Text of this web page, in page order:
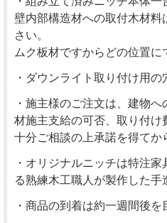
壁内部構造材への取付木材
さい。
ムク板材ですからどの位置に
・ダウンライト取り付け用の
・施主様のご注文は、建物
材施主支給の可否、取り付け
十分ご相談の上承諾を得てか
・オリジナルニッチは特注
る熟練木工職人が製作した手
・商品の到着は約一週間後を